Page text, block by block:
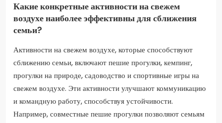
Какие конкретные активности на свежем
воздухе наиболее эффективны для сближения
семьи?
Активности на свежем воздухе, которые способствуют
сближению семьи, включают пешие прогулки, кемпинг,
прогулки на природе, садоводство и спортивные игры на
свежем воздухе. Эти активности улучшают коммуникацию
и командную работу, способствуя устойчивости.
Например, совместные пешие прогулки позволяют семьям